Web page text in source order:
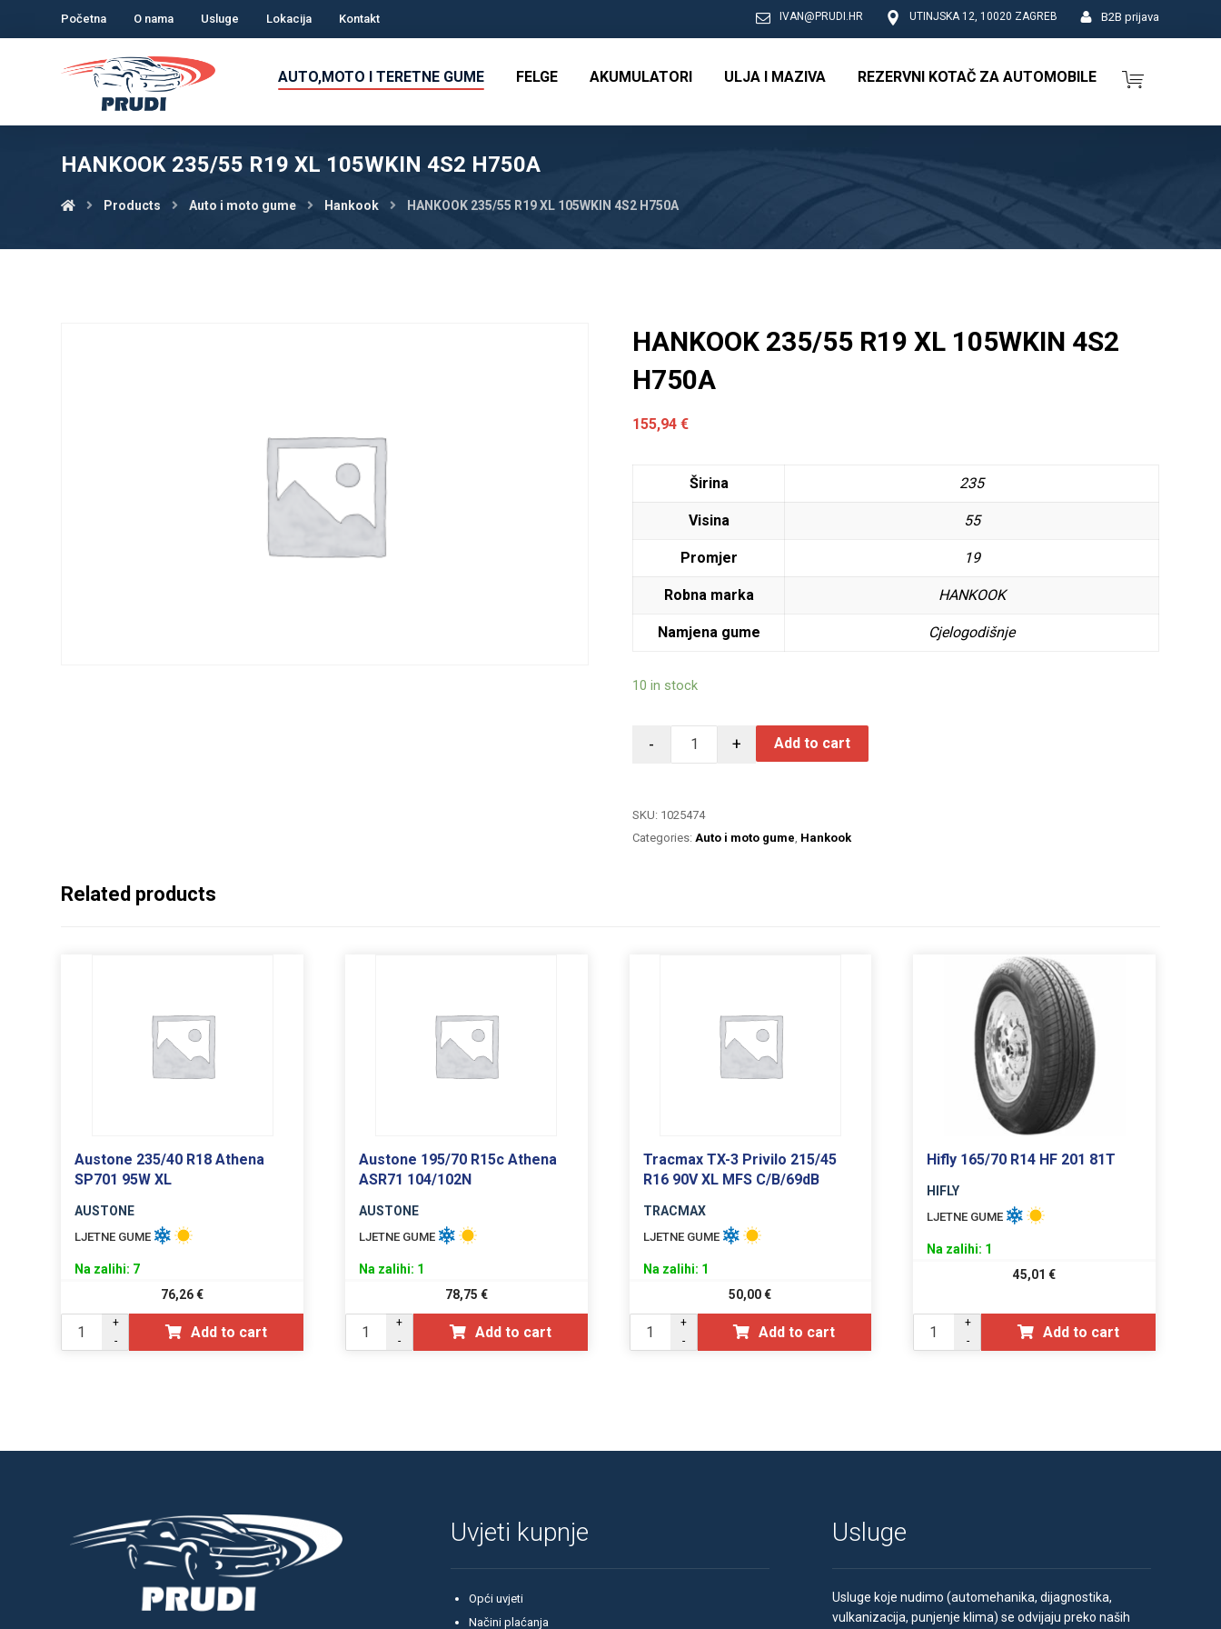
Početna O nama Usluge Lokacija Kontakt B2B prijava
UTINJSKA 12, 10020 ZAGREB
IVAN@PRUDI.HR
AUTO,MOTO I TERETNE GUME FELGE AKUMULATORI ULJA I MAZIVA REZERVNI KOTAČ ZA AUTOMOBILE
HANKOOK 235/55 R19 XL 105WKIN 4S2 H750A
Products Auto i moto gume Hankook HANKOOK 235/55 R19 XL 105WKIN 4S2 H750A
HANKOOK 235/55 R19 XL 105WKIN 4S2
H750A
155,94€
Širina 235
Visina 55
Promjer 19
Robna marka HANKOOK
Namjena gume Cjelogodišnje
10 in stock
- + Add to cart
SKU: 1025474
Categories: Auto i moto gume Hankook
Related products
Austone 235/40 R18 Athena
SP701 95W XL
AUSTONE
LJETNE GUME
Na zalihi: 7
76,26€
+
-
Add to cart
Austone 195/70 R15c Athena
ASR71 104/102N
AUSTONE
LJETNE GUME
Na zalihi: 1
78,75 €
+
-
Add to cart
Tracmax TX-3 Privilo 215/45
R16 90V XL MFS C/B/69dB
TRACMAX
LJETNE GUME
Na zalihi: 1
50,00€
+
-
Add to cart
Hifly 165/70 R14 HF 201 81T
HIFLY
LJETNE GUME
Na zalihi: 1
45,01€
+
-
Add to cart
Uvjeti kupnje
Opći uvjeti
Načini plaćanja
Usluge
Usluge koje nudimo (automehanika, dijagnostika,
vulkanizacija, punjenje klima) se odvijaju preko naših